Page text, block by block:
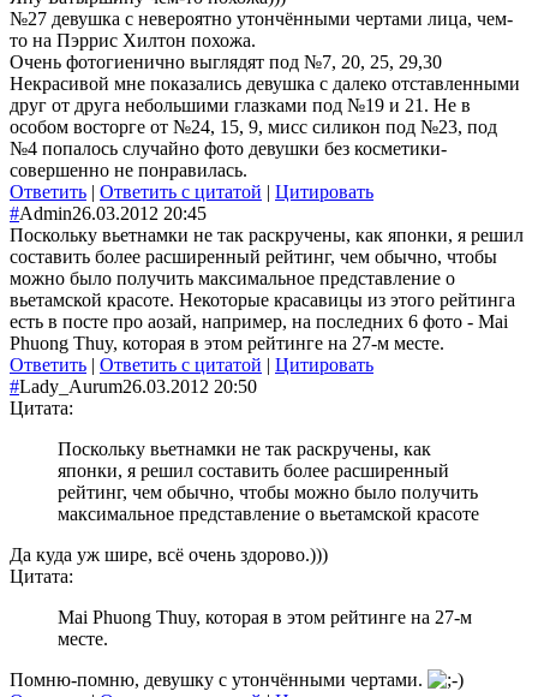
№27 девушка с невероятно утончёнными чертами лица, чем-
то на Пэррис Хилтон похожа.
Очень фотогиенично выглядят под №7, 20, 25, 29,30
Некрасивой мне показались девушка с далеко отставленными
друг от друга небольшими глазками под №19 и 21. Не в
особом восторге от №24, 15, 9, мисс силикон под №23, под
№4 попалось случайно фото девушки без косметики-
совершенно не понравилась.
Ответить | Ответить с цитатой | Цитировать
#Admin26.03.2012 20:45
Поскольку вьетнамки не так раскручены, как японки, я решил
составить более расширенный рейтинг, чем обычно, чтобы
можно было получить максимальное представление о
вьетамской красоте. Некоторые красавицы из этого рейтинга
есть в посте про аозай, например, на последних 6 фото - Mai
Phuong Thuy, которая в этом рейтинге на 27-м месте.
Ответить | Ответить с цитатой | Цитировать
#Lady_Aurum26.03.2012 20:50
Цитата:
Поскольку вьетнамки не так раскручены, как
японки, я решил составить более расширенный
рейтинг, чем обычно, чтобы можно было получить
максимальное представление о вьетамской красоте
Да куда уж шире, всё очень здорово.)))
Цитата:
Mai Phuong Thuy, которая в этом рейтинге на 27-м
месте.
Помню-помню, девушку с утончёнными чертами.